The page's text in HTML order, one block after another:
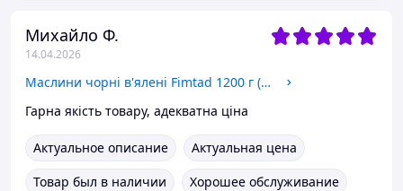
Михайло Ф.
14.04.2026
Маслини чорні в'ялені Fimtad 1200 г (0008)
Гарна якість товару, адекватна ціна
Актуальное описание
Актуальная цена
Товар был в наличии
Хорошее обслуживание